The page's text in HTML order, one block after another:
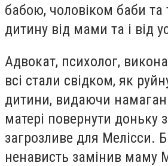
бабою, чоловіком баби та
дитину від мами та і від
Адвокат, психолог,
всі стали свідком, як
дитини, видаючи
матері повернути доньку
загрозливе для Мелісси.
ненависть замінив маму